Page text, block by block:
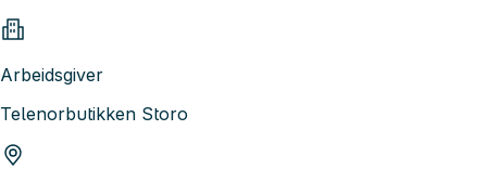
Arbeidsgiver
Telenorbutikken Storo